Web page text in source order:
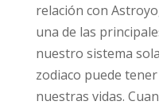
relación con
una de las
nuestro sistema
zodiaco puede
nuestras vidas.